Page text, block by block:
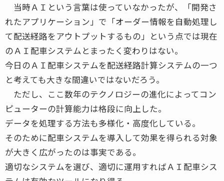
当時ＡＩという言葉は使っていなかったが、「開発さ
れたアプリケーション」で「オーダー情報を自動処理し
て配送経路をアウトプットするもの」という点では現在
のＡＩ配車システムとまったく変わりはない。
今日のＡＩ配車システムを配送経路計算システムの一つ
と考えても大きな間違いではないだろう。
ただし、ここ数年のテクノロジーの進化によってコン
ピューターの計算能力は格段に向上した。
データを処理する方法も多様化・高度化している。
そのために配車システムを導入して効果を得られる対象
が大きく広がったのは事実である。
適切なシステムを選び、適切に運用すればＡＩ配車シス